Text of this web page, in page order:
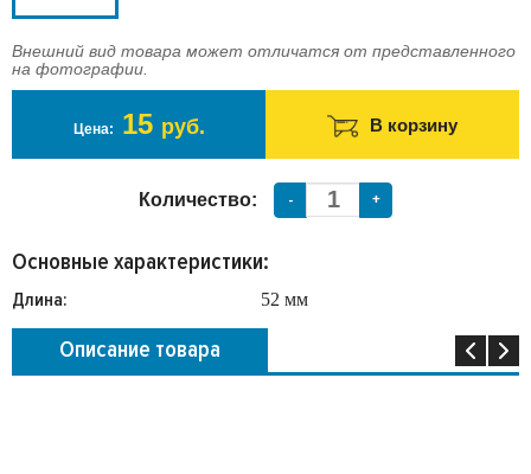
Внешний вид товара может отличатся от представленного
на фотографии.
Цена: 15 руб. В корзину
Количество: - +
Основные характеристики:
Длина: 52 мм
Описание товара